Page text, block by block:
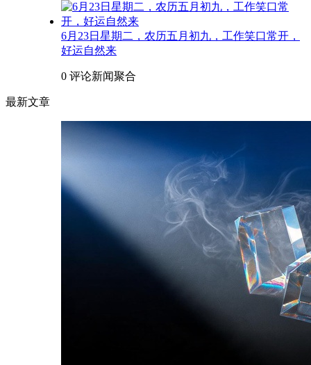
6月23日星期二，农历五月初九，工作笑口常开，
好运自然来
0 评论新闻聚合
最新文章